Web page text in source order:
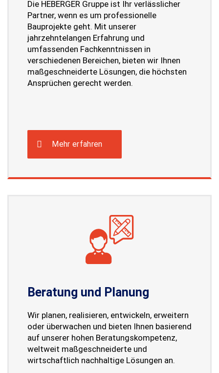
i
n
v
e
r
s
t
ä
n
N
m
e
DSGVO-Einverständnis*
Mit Setzen des Hakens erkläre ich mich
einverstanden, dass die von mir erhobenen
Die HEBERGER Gruppe ist Ihr verlässlicher
Partner, wenn es um professionelle
Bauprojekte geht. Mit unserer
jahrzehntelangen Erfahrung und
umfassenden Fachkenntnissen in
verschiedenen Bereichen, bieten wir Ihnen
maßgeschneiderte Lösungen, die höchsten
Ansprüchen gerecht werden.
Mehr erfahren
Beratung und Planung
Wir planen, realisieren, entwickeln, erweitern
oder überwachen und bieten Ihnen basierend
auf unserer hohen Beratungskompetenz,
weltweit maßgeschneiderte und
wirtschaftlich nachhaltige Lösungen an.